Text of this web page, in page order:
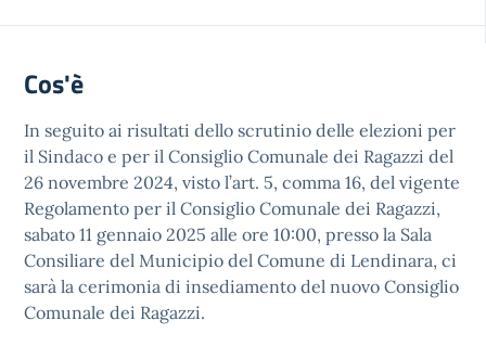
Cos'è
In seguito ai risultati dello scrutinio delle elezioni per
il Sindaco e per il Consiglio Comunale dei Ragazzi del
26 novembre 2024, visto l’art. 5, comma 16, del vigente
Regolamento per il Consiglio Comunale dei Ragazzi,
sabato 11 gennaio 2025 alle ore 10:00, presso la Sala
Consiliare del Municipio del Comune di Lendinara, ci
sarà la cerimonia di insediamento del nuovo Consiglio
Comunale dei Ragazzi.